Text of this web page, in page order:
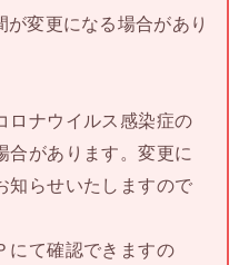
変更になる場合があり
ロナウイルス感染症の
合があります。変更に
知らせいたしますので
にて確認できますの